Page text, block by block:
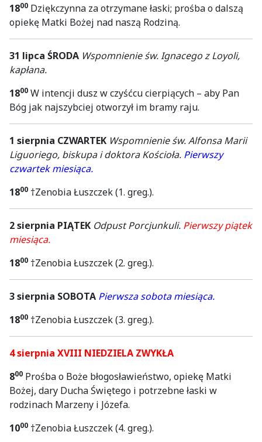
1800 Dziękczynna za otrzymane łaski; prośba o dalszą
opiekę Matki Bożej nad naszą Rodziną.
31 lipca ŚRODA Wspomnienie św. Ignacego z Loyoli,
kapłana.
1800 W intencji dusz w czyśćcu cierpiących – aby Pan
Bóg jak najszybciej otworzył im bramy raju.
1 sierpnia CZWARTEK Wspomnienie św. Alfonsa Marii
Liguoriego, biskupa i doktora Kościoła. Pierwszy
czwartek miesiąca.
1800 †Zenobia Łuszczek (1. greg.).
2 sierpnia PIĄTEK Odpust Porcjunkuli. Pierwszy piątek
miesiąca.
1800 †Zenobia Łuszczek (2. greg.).
3 sierpnia SOBOTA Pierwsza sobota miesiąca.
1800 †Zenobia Łuszczek (3. greg.).
4 sierpnia XVIII NIEDZIELA ZWYKŁA
800 Prośba o Boże błogosławieństwo, opiekę Matki
Bożej, dary Ducha Świętego i potrzebne łaski w
rodzinach Marzeny i Józefa.
1000 †Zenobia Łuszczek (4. greg.).